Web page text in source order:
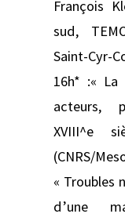
François
sud,
Saint-
16h* :« La
acteurs,
XVIII^e
(CNRS/
« Troubles
d’une